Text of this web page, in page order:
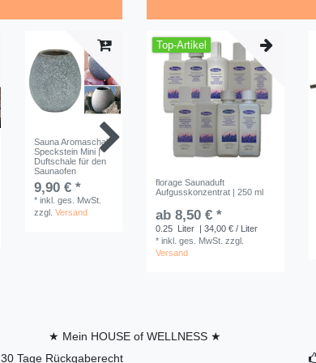
Sauna Aromaschale
Speckstein Mini |
Duftschale für den
Saunaofen
9,90 € *
*inkl. ges. MwSt.
zzgl.Versand
Top-Artikel
HoW Duftöl Set für
Saunaaufguss | 5 x
10,90 € *
0.05 Liter |
*inkl. ges. MwSt.
zzgl. Versand
inkl.
Top-Artikel
florage Saunaduft
Aufgusskonzentrat | 250 ml
ab 8,50 € *
0.25 Liter | 34,00 € / Liter
*inkl. ges. MwSt. zzgl.
Versand
★ Mein HOUSE of WELLNESS ★
30 Tage Rückgaberecht